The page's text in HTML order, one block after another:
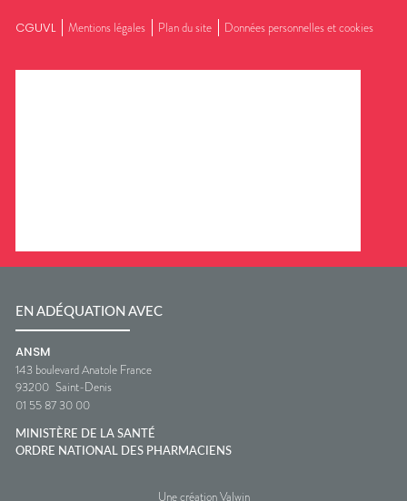
CGUVL Mentions légales Plan du site Données personnelles et cookies
EN ADÉQUATION AVEC
ANSM
143 boulevard Anatole France
93200 Saint-Denis
01 55 87 30 00
MINISTÈRE DE LA SANTÉ
ORDRE NATIONAL DES PHARMACIENS
Une création Valwin